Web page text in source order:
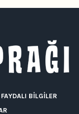
FAYDALI BILGILER